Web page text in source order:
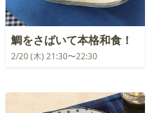
鯛をさばいて本格和食！
2/20 (木) 21:30〜22:30